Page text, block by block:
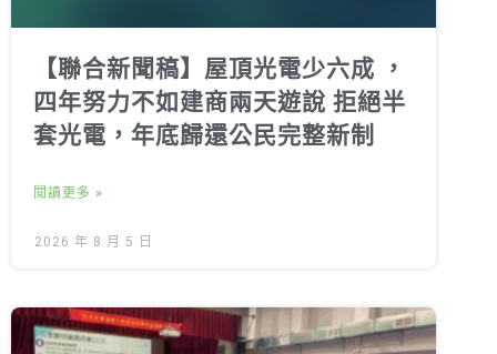
【聯合新聞稿】屋頂光電少六成 ，
四年努力不如建商兩天遊說 拒絕半
套光電，年底歸還公民完整新制
閱讀更多 »
2026 年 8 月 5 日